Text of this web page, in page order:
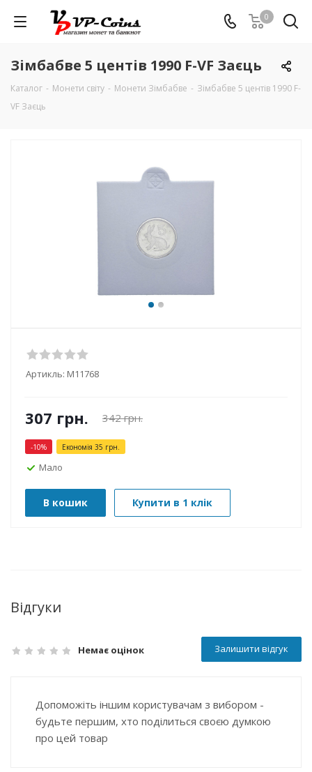
0
Зімбабве 5 центів 1990 F-VF Заєць
Каталог - Монети світу - Монети Зімбабве - Зімбабве 5 центів 1990 F-
VF Заєць
Артикль: М11768
307 грн. 342грн.
-10% Економія 35 грн.
Мало
В кошик Купити в 1 клік
Відгуки
Немає оцінок Залишити відгук
Допоможіть іншим користувачам з вибором -
будьте першим, хто поділиться своєю думкою
про цей товар